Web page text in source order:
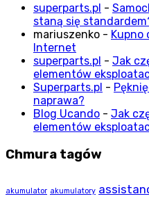
superparts.pl -
staną się
mariuszenko - Kupno
Internet
superparts.pl - Jak
elementów
Superparts.pl -
naprawa?
Blog Ucando - Jak
elementów
Chmura tagów
akumulator akumulatory